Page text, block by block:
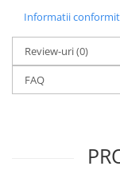
Informatii
Review-uri(0)
FAQ